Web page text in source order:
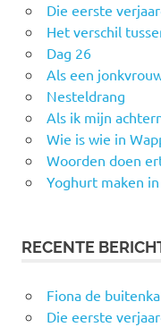
Die eerste
Het verschil
Dag 26
Als een
Nesteldrang
Als ik mijn
Wie is wie in
Woorden doen
Yoghurt maken
RECENTE
Fiona de
Die eerste